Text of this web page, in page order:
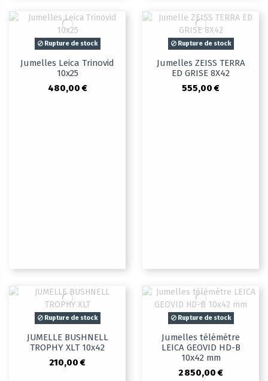
Rupture de stock
Jumelles Leica Trinovid
10x25
480,00 €
Rupture de stock
Jumelles ZEISS TERRA
ED GRISE 8X42
555,00 €
Rupture de stock
JUMELLE BUSHNELL
TROPHY XLT 10x42
210,00 €
Rupture de stock
Jumelles télémétre
LEICA GEOVID HD-B
10x42 mm
2 850,00 €